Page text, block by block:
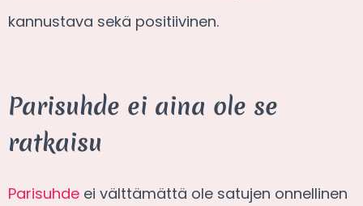
kannustava sekä positiivinen.
Parisuhde ei aina ole se
ratkaisu
Parisuhde ei välttämättä ole satujen onnellinen